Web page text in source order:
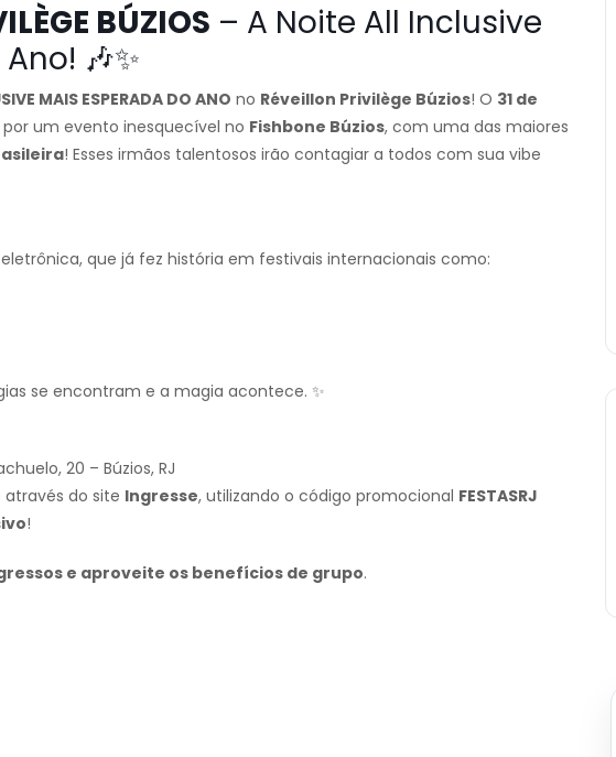
BÚZIOS – A Noite All Inclusive
🎶✨
MAIS ESPERADA DO ANO no Réveillon Privilège Búzios! O 31 de
um evento inesquecível no Fishbone Búzios, com uma das maiores
! Esses irmãos talentosos irão contagiar a todos com sua vibe
que já fez história em festivais internacionais como:
se encontram e a magia acontece. ✨
20 – Búzios, RJ
através do site Ingresse, utilizando o código promocional FESTASRJ
!
e aproveite os benefícios de grupo.